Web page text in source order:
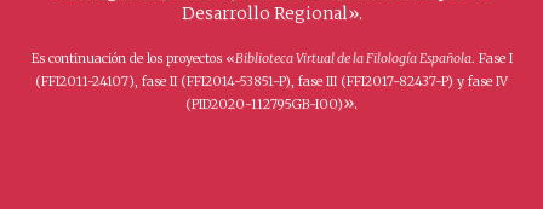
Desarrollo Regional».
Es continuación de los proyectos «Biblioteca Virtual de la Filología Española. Fase I
(FFI2011-24107), fase II (FFI2014-53851-P), fase III (FFI2017-82437-P) y fase IV
(PID2020-112795GB-I00)».